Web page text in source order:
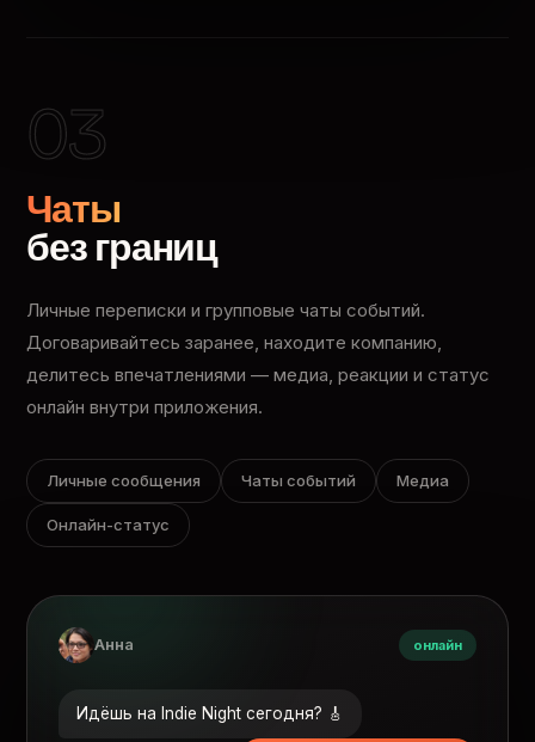
03
Чаты
без границ
Личные переписки и групповые чаты событий.
Договаривайтесь заранее, находите компанию,
делитесь впечатлениями — медиа, реакции и статус
онлайн внутри приложения.
Личные сообщения Чаты событий Медиа
Онлайн-статус
Анна онлайн
Идёшь на Indie Night сегодня? 🎸